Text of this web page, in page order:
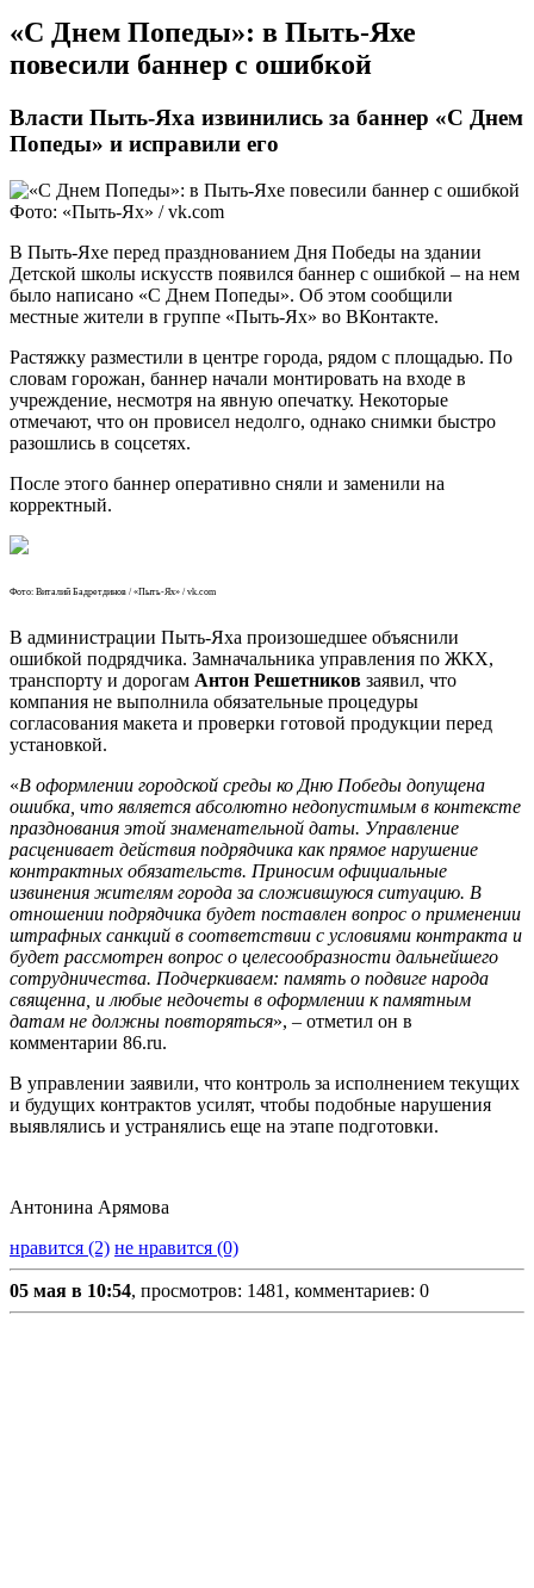
«С Днем Попеды»: в Пыть-Яхе
повесили баннер с ошибкой
Власти Пыть-Яха извинились за баннер «С Днем
Попеды» и исправили его
Фото: «Пыть-Ях» / vk.com
В Пыть-Яхе перед празднованием Дня Победы на здании
Детской школы искусств появился баннер с ошибкой ‒ на нем
было написано «С Днем Попеды». Об этом сообщили
местные жители в группе «Пыть-Ях» во ВКонтакте.
Растяжку разместили в центре города, рядом с площадью. По
словам горожан, баннер начали монтировать на входе в
учреждение, несмотря на явную опечатку. Некоторые
отмечают, что он провисел недолго, однако снимки быстро
разошлись в соцсетях.
После этого баннер оперативно сняли и заменили на
корректный.
Фото: Виталий Бадретдинов / «Пыть-Ях» / vk.com
В администрации Пыть-Яха произошедшее объяснили
ошибкой подрядчика. Замначальника управления по ЖКХ,
транспорту и дорогам Антон Решетников заявил, что
компания не выполнила обязательные процедуры
согласования макета и проверки готовой продукции перед
установкой.
«В оформлении городской среды ко Дню Победы допущена
ошибка, что является абсолютно недопустимым в контексте
празднования этой знаменательной даты. Управление
расценивает действия подрядчика как прямое нарушение
контрактных обязательств. Приносим официальные
извинения жителям города за сложившуюся ситуацию. В
отношении подрядчика будет поставлен вопрос о применении
штрафных санкций в соответствии с условиями контракта и
будет рассмотрен вопрос о целесообразности дальнейшего
сотрудничества. Подчеркиваем: память о подвиге народа
священна, и любые недочеты в оформлении к памятным
датам не должны повторяться», ‒ отметил он в
комментарии 86.ru.
В управлении заявили, что контроль за исполнением текущих
и будущих контрактов усилят, чтобы подобные нарушения
выявлялись и устранялись еще на этапе подготовки.
Антонина Арямова
нравится (2) не нравится (0)
05 мая в 10:54, просмотров: 1481, комментариев: 0